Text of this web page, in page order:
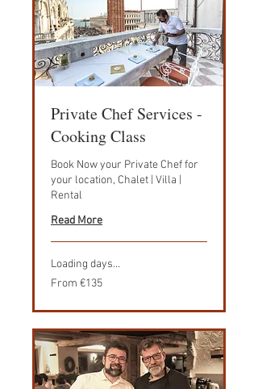
Private Chef Services -
Cooking Class
Book Now your Private Chef for
your location, Chalet | Villa |
Rental
Read More
Loading days...
From
135
From €135